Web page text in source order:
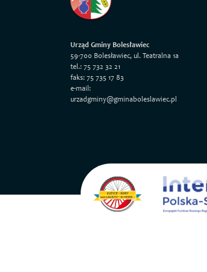
Urząd Gminy Bolesławiec
59-700 Bolesławiec, ul. Teatralna 1a
tel.: 75 732 32 21
faks: 75 735 17 83
e-mail:
urzadgminy@gminaboleslawiec.pl